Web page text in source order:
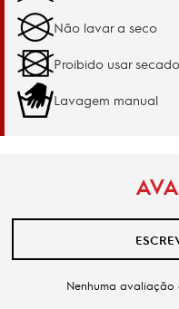
Não lavar a seco
Proibido usar
Lavagem manual
Nenhuma avaliação